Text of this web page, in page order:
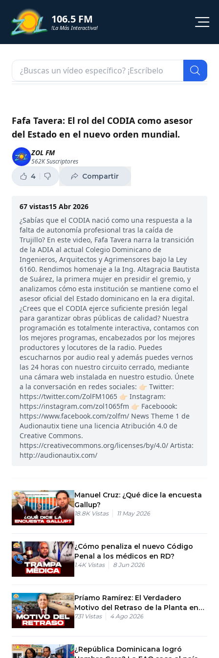
106.5 FM
!La Más Interactiva!
NOTICIAS
SHORTS
PODCAST
ZOL TV
Fafa Tavera: El rol del CODIA como asesor
del Estado en el nuevo orden mundial.
ZOL FM
562KSuscriptores
4 Compartir
67 vistas15 Abr 2026
¿Sabías que el CODIA nació como una respuesta a la
falta de autonomía profesional tras la caída de
Trujillo? En este video, Fafa Tavera narra la transición
de la ADIA al actual Colegio Dominicano de
Ingenieros, Arquitectos y Agrimensores bajo la Ley
6160. Rendimos homenaje a la Ing. Altagracia Bautista
de Suárez, la primera mujer en presidir el gremio, y
analizamos cómo esta institución se mantiene como el
asesor oficial del Estado dominicano en la era digital.
¿Crees que el CODIA ejerce suficiente presión legal
para garantizar obras públicas de calidad? Nuestra
programación es totalmente interactiva, contamos con
los mejores programas, encabezados por los mejores
productores y locutores de la radio. Puedes
escucharnos por audio real y además puedes vernos
las 24 horas con nuestro circuito cerrado, mediante
una cámara web instalada en nuestro estudio. Únete
a la conversación en redes sociales: 👉🏻 Twitter:
https://twitter.com/ZolFM1065 👉🏻 Instagram:
https://instagram.com/zol1065fm 👉🏻 Faceboook:
https://www.facebook.com/zolfm/ News Theme 1 de
Audionautix tiene una licencia Atribución 4.0 de
Creative Commons.
https://creativecommons.org/licenses/by/4.0/ Artista:
http://audionautix.com/
Manuel Cruz: ¿Qué dice la encuesta
Gallup?
18.8K Vistas 11 May 2026
¿Cómo penaliza el nuevo Código
Penal a los médicos en RD?
1.4K Vistas 8 Jun 2026
Príamo Ramírez: El Verdadero
Motivo del Retraso de la Planta en
Puerto Plata
731 Vistas 4 Ago 2026
¿República Dominicana logró